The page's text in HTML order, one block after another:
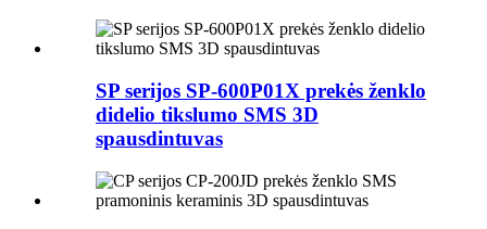
SP serijos SP-600P01X prekės ženklo
didelio tikslumo SMS 3D
spausdintuvas